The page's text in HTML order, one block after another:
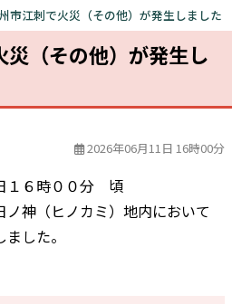
市江刺で火災（その他）が発生しました
災（その他）が発生し
2026年06月11日 16時00分
１６時００分 頃
（ヒノカミ）地内において
した。